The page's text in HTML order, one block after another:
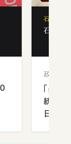
石破茂、
石破茂
政治
「楽し
統領と
日米